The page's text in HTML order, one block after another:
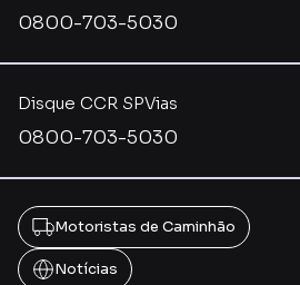
Disque CCR SPVias
0800-703-5030
0800-703-5030
Motoristas de Caminhão
Notícias